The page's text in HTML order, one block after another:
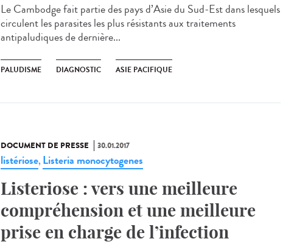
Le Cambodge fait partie des pays d’Asie du Sud-Est dans lesquels
circulent les parasites les plus résistants aux traitements
antipaludiques de dernière...
PALUDISME DIAGNOSTIC ASIE PACIFIQUE
DOCUMENT DE PRESSE 30.01.2017
listériose, Listeria monocytogenes
Listeriose : vers une meilleure
compréhension et une meilleure
prise en charge de l’infection